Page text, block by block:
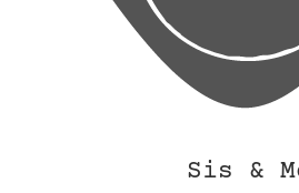
Sis &